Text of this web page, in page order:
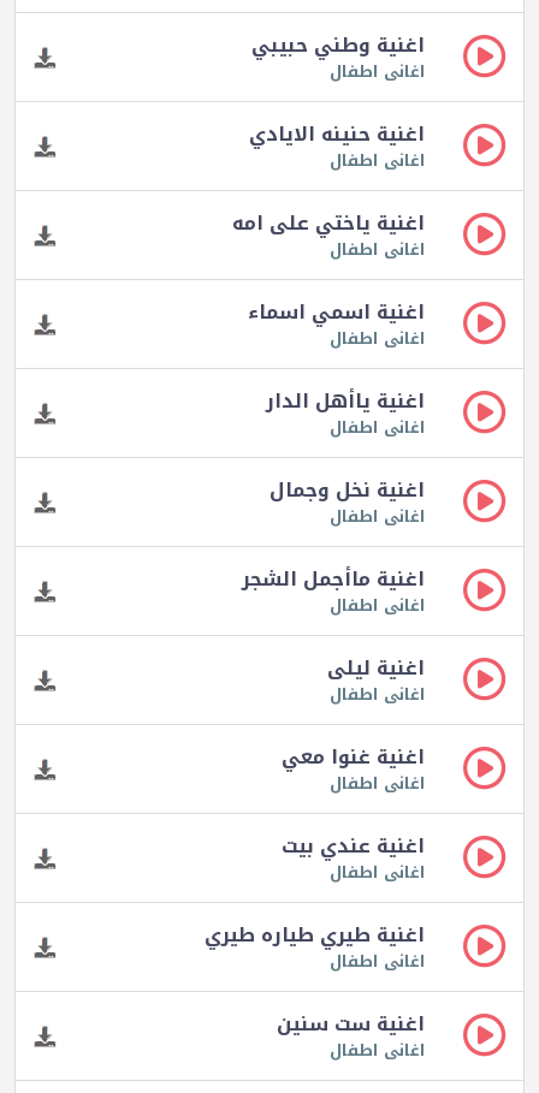
اغنية وطني حبيبي
اغانى اطفال
اغنية حنينه الايادي
اغانى اطفال
اغنية ياختي على امه
اغانى اطفال
اغنية اسمي اسماء
اغانى اطفال
اغنية ياأهل الدار
اغانى اطفال
اغنية نخل وجمال
اغانى اطفال
اغنية ماأجمل الشجر
اغانى اطفال
اغنية ليلى
اغانى اطفال
اغنية غنوا معي
اغانى اطفال
اغنية عندي بيت
اغانى اطفال
اغنية طيري طياره طيري
اغانى اطفال
اغنية ست سنين
اغانى اطفال